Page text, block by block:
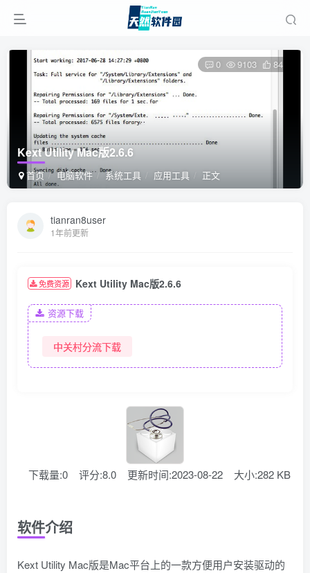
Kext Utility Mac版2.6.6
首页 电脑软件 系统工具 应用工具 正文
0 9103 84
tianran8user
1年前更新
免费资源 Kext Utility Mac版2.6.6
资源下载
中关村分流下载
下载量:0 评分:8.0 更新时间:2023-08-22 大小:282 KB
软件介绍
Kext Utility Mac版是Mac平台上的一款方便用户安装驱动的